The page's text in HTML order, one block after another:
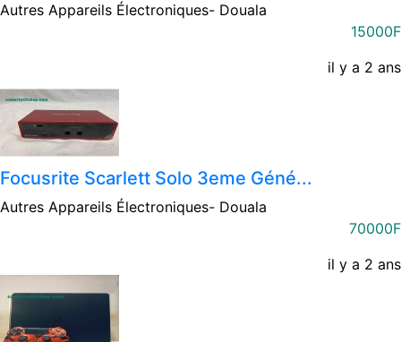
Autres Appareils Électroniques- Douala
15000F
il y a 2 ans
Focusrite Scarlett Solo 3eme Géné...
Autres Appareils Électroniques- Douala
70000F
il y a 2 ans